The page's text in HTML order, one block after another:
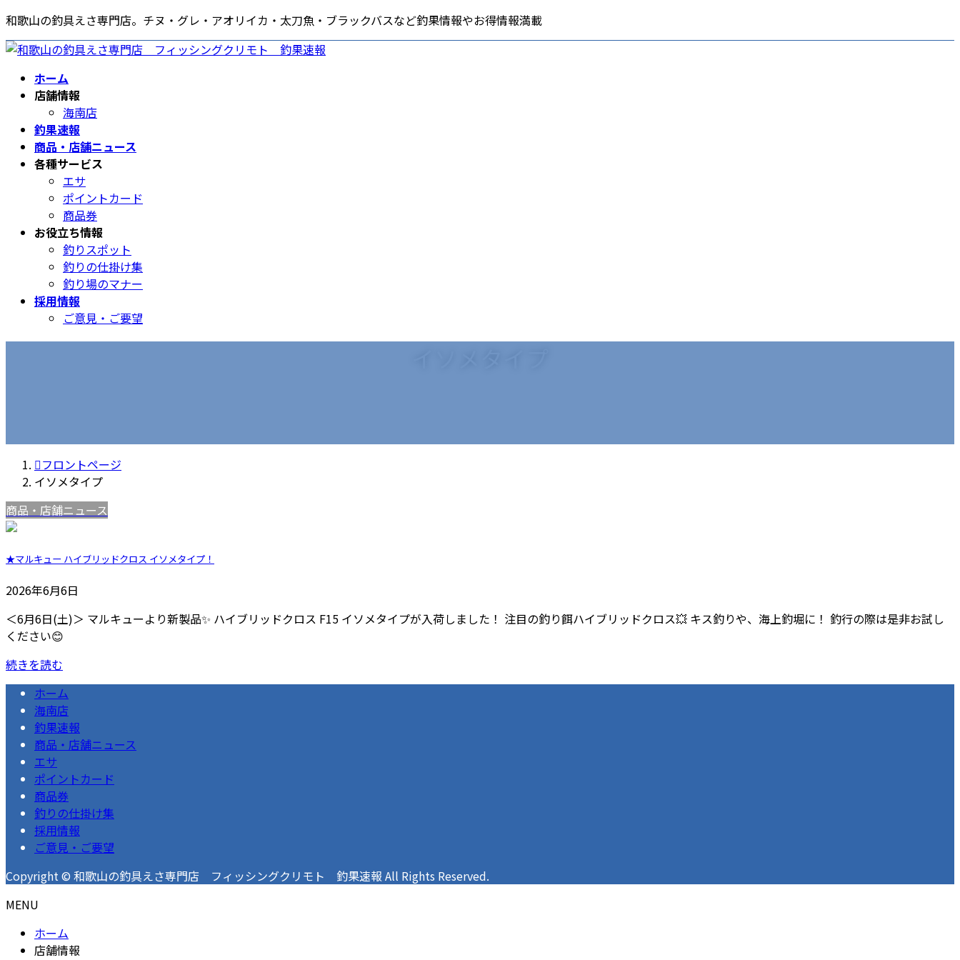
コ
ン
テ
ナ
ビ
ゲ
和歌山の釣具えさ専門店。チヌ・グレ・アオリイカ・太刀魚・ブラックバスなど釣果情報やお得情報満載
ホーム
店舗情報
海南店
釣果速報
商品・店舗ニュース
各種サービス
エサ
ポイントカード
商品券
お役立ち情報
釣りスポット
釣りの仕掛け集
釣り場のマナー
採用情報
ご意見・ご要望
フロントページ
イソメタイプ
商品・店舗ニュース
★マルキュー ハイブリッドクロス イソメタイプ！
2026年6月6日
＜6月6日(土)＞ マルキューより新製品✨ ハイブリッドクロス F15 イソメタイプが入荷しました！ 注目の釣り餌ハイブリッドクロス💥 キス釣りや、海上釣堀に！ 釣行の際は是非お試し
ください😊
続きを読む
ホーム
海南店
釣果速報
商品・店舗ニュース
エサ
ポイントカード
商品券
釣りの仕掛け集
採用情報
ご意見・ご要望
Copyright © 和歌山の釣具えさ専門店 フィッシングクリモト 釣果速報 All Rights Reserved.
MENU
ホーム
店舗情報